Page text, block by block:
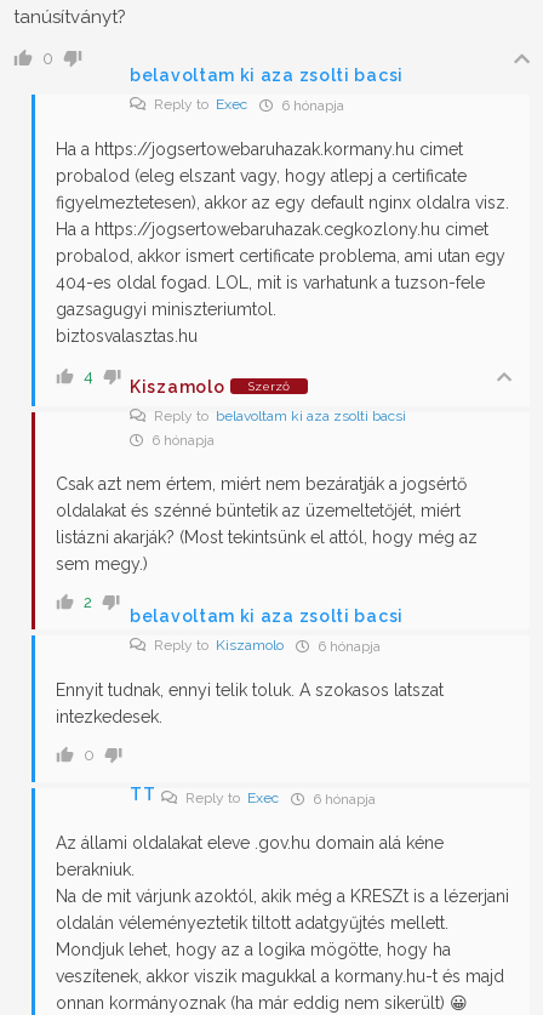
tanúsítványt?
0
belavoltam ki aza zsolti bacsi
Reply to Exec 6 hónapja
Ha a https://jogsertowebaruhazak.kormany.hu cimet
probalod (eleg elszant vagy, hogy atlepj a certificate
figyelmeztetesen), akkor az egy default nginx oldalra visz.
Ha a https://jogsertowebaruhazak.cegkozlony.hu cimet
probalod, akkor ismert certificate problema, ami utan egy
404-es oldal fogad. LOL, mit is varhatunk a tuzson-fele
gazsagugyi miniszteriumtol.
biztosvalasztas.hu
4
Kiszamolo Szerző
Reply to belavoltam ki aza zsolti bacsi
6 hónapja
Csak azt nem értem, miért nem bezáratják a jogsértő
oldalakat és szénné büntetik az üzemeltetőjét, miért
listázni akarják? (Most tekintsünk el attól, hogy még az
sem megy.)
2
belavoltam ki aza zsolti bacsi
Reply to Kiszamolo 6 hónapja
Ennyit tudnak, ennyi telik toluk. A szokasos latszat
intezkedesek.
0
TT Reply to Exec 6 hónapja
Az állami oldalakat eleve .gov.hu domain alá kéne
berakniuk.
Na de mit várjunk azoktól, akik még a KRESZt is a lézerjani
oldalán véleményeztetik tiltott adatgyűjtés mellett.
Mondjuk lehet, hogy az a logika mögötte, hogy ha
veszítenek, akkor viszik magukkal a kormany.hu-t és majd
onnan kormányoznak (ha már eddig nem sikerült) 😀